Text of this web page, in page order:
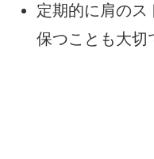
定期的に肩のス
保つことも大切